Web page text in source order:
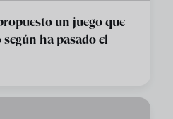
un juego que
ha pasado el